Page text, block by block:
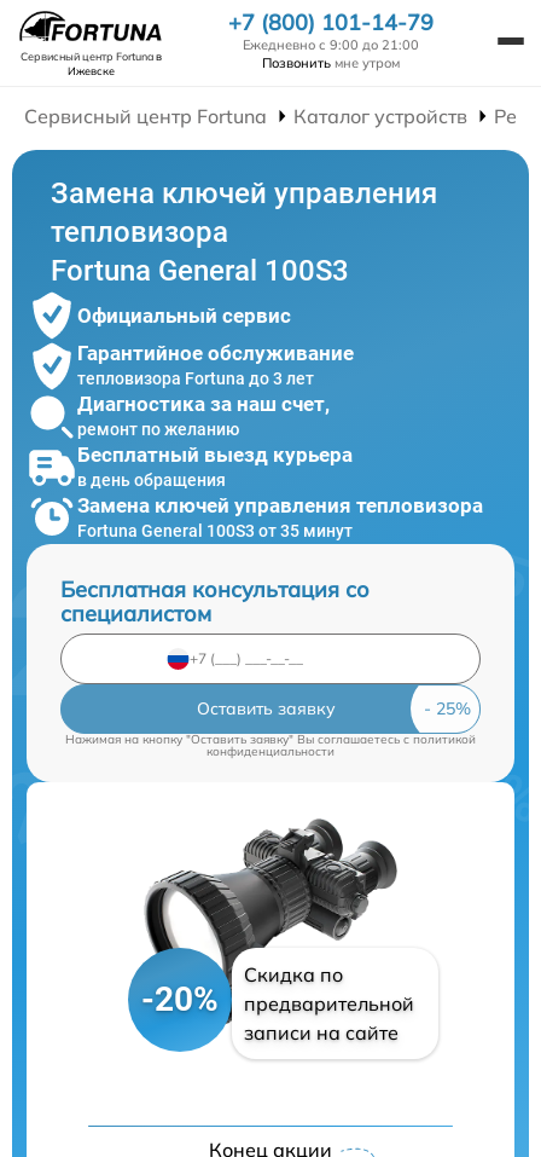
Сервисный центр Fortunaв
Ижевске
+7 (800) 101-14-79
Ежедневно с 9:00 до 21:00
Позвонить мне утром
Сервисный центр Fortuna Каталог устройств
Замена ключей управления
тепловизора
Fortuna General 100S3
Официальный сервис
Гарантийное обслуживание
тепловизора Fortuna до 3 лет
Диагностика за наш счет,
ремонт по желанию
Бесплатный выезд курьера
в день обращения
Замена ключей управления тепловизора
Fortuna General 100S3 от 35 минут
Бесплатная консультация со
специалистом
Оставить заявку
Нажимая на кнопку "Оставить заявку" Вы соглашаетесь cполитикой
конфиденциальности
-20%
Скидка по
предварительной
записи на сайте
Конец акции